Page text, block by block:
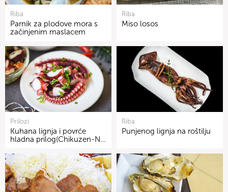
Riba
Parnik za plodove mora s
začinjenim maslacem
Riba
Miso losos
Prilozi
Kuhana lignja i povrće
hladna prilog(Chikuzen-N…
Riba
Punjenog lignja na roštilju